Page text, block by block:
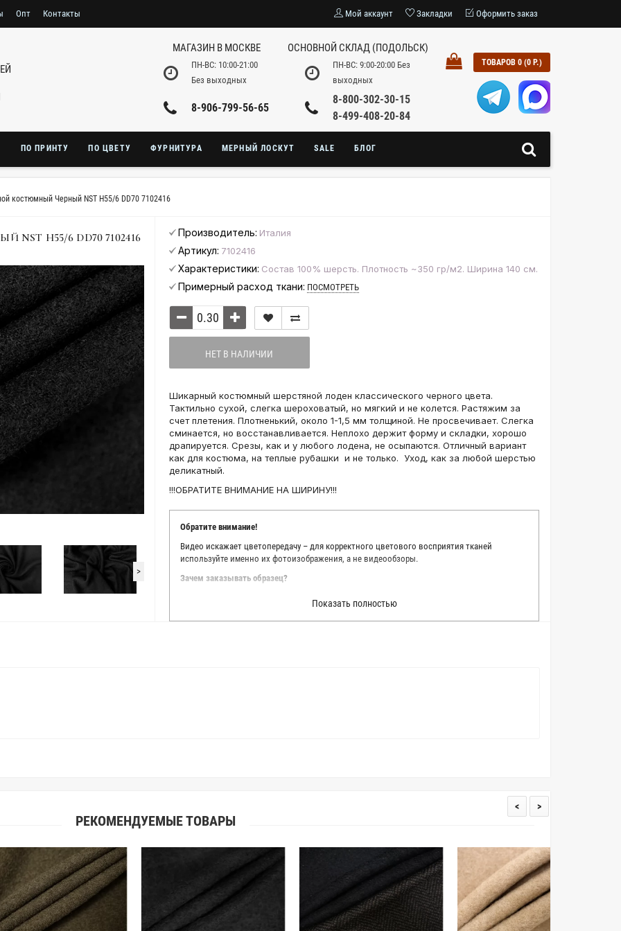
Опт Контакты Мой аккаунт Закладки Оформить заказ
МАГАЗИН В МОСКВЕ
ПН-ВС: 10:00-21:00
Без выходных
8-906-799-56-65
ОСНОВНОЙ СКЛАД (ПОДОЛЬСК)
ПН-ВС: 9:00-20:00 Без
выходных
8-800-302-30-15
8-499-408-20-84
ТОВАРОВ 0 (0 Р.)
ПО ПРИНТУ ПО ЦВЕТУ ФУРНИТУРА МЕРНЫЙ ЛОСКУТ SALE БЛОГ
костюмный Черный NST H55/6 DD70 7102416
H55/6 DD70 7102416
>
Производитель: Италия
Артикул: 7102416
Характеристики: Состав 100% шерсть. Плотность ~350 гр/м2. Ширина 140 см.
Примерный расход ткани: ПОСМОТРЕТЬ
НЕТ В НАЛИЧИИ
Шикарный костюмный шерстяной лоден классического черного цвета.
Тактильно сухой, слегка шероховатый, но мягкий и не колется. Растяжим за
счет плетения. Плотненький, около 1-1,5 мм толщиной. Не просвечивает. Слегка
сминается, но восстанавливается. Неплохо держит форму и складки, хорошо
драпируется. Срезы, как и у любого лодена, не осыпаются. Отличный вариант
как для костюма, на теплые рубашки и не только. Уход, как за любой шерстью
деликатный.
!!!ОБРАТИТЕ ВНИМАНИЕ НА ШИРИНУ!!!
Обратите внимание!
Видео искажает цветопередачу – для корректного цветового восприятия тканей
используйте именно их фотоизображения, а не видеообзоры.
Зачем заказывать образец?
Мы делаем все возможное, чтобы точно описать цвет каждой ткани из нашего каталога.
Мы осматриваем и фотографируем каждую ткань в естественном свете, стараемся
находить только правильные цветовые условия и описания. Но несмотря на наши
Показать полностью
РЕКОМЕНДУЕМЫЕ ТОВАРЫ
< >